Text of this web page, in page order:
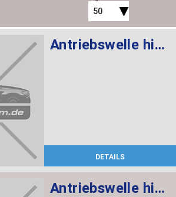
50
Antriebswelle hinten rechts
DETAILS
Antriebswelle hinten rechts